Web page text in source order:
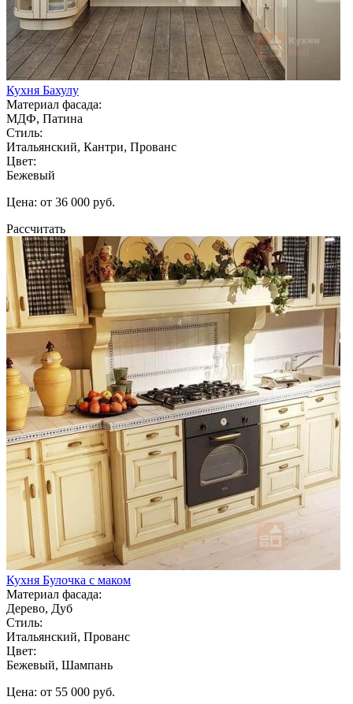
Кухня Бахулу
Материал фасада:
МДФ, Патина
Стиль:
Итальянский, Кантри, Прованс
Цвет:
Бежевый
Цена: от 36 000 руб.
Рассчитать
Кухня Булочка с маком
Материал фасада:
Дерево, Дуб
Стиль:
Итальянский, Прованс
Цвет:
Бежевый, Шампань
Цена: от 55 000 руб.